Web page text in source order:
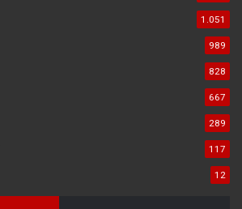
1.051
989
828
667
289
117
12